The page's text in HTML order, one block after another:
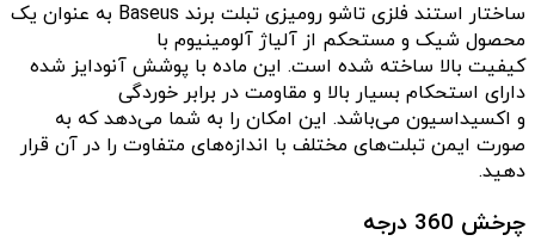
ساختار استند فلزی تاشو رومیزی تبلت برند Baseus به عنوان یک
محصول شیک و مستحکم از آلیاژ آلومینیوم با
کیفیت بالا ساخته شده است. این ماده با پوشش آنودایز شده
دارای استحکام بسیار بالا و مقاومت در برابر خوردگی
و اکسیداسیون می‌باشد. این امکان را به شما می‌دهد که به
صورت ایمن تبلت‌های مختلف با اندازه‌های متفاوت را در آن قرار
دهید.
چرخش 360 درجه